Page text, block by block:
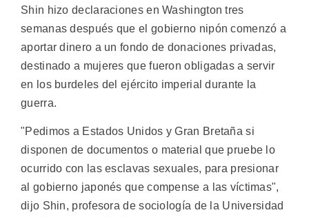
Shin hizo declaraciones en Washington tres
semanas después que el gobierno nipón comenzó a
aportar dinero a un fondo de donaciones privadas,
destinado a mujeres que fueron obligadas a servir
en los burdeles del ejército imperial durante la
guerra.
"Pedimos a Estados Unidos y Gran Bretaña si
disponen de documentos o material que pruebe lo
ocurrido con las esclavas sexuales, para presionar
al gobierno japonés que compense a las víctimas",
dijo Shin, profesora de sociología de la Universidad